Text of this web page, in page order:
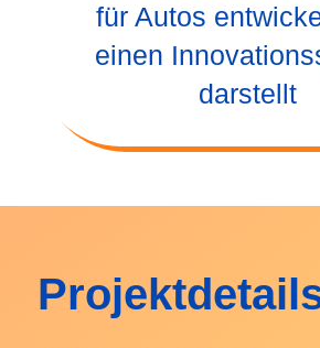
für Autos
einen
darstellt